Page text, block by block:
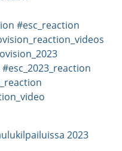
#esc_reaction
#esc_2023_reaction
2023